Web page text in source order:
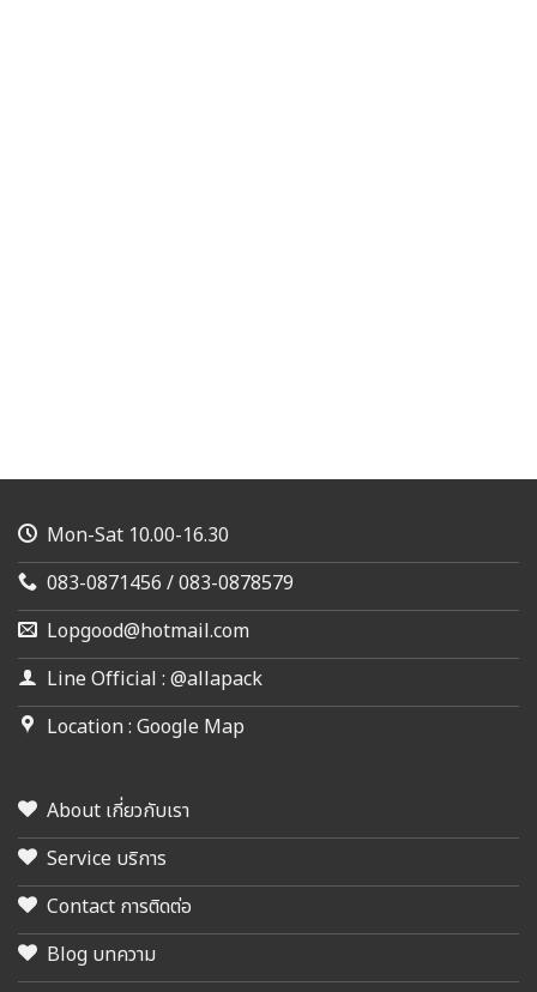
Mon-Sat 10.00-16.30
083-0871456 / 083-0878579
Lopgood@hotmail.com
Line Official : @allapack
Location : Google Map
About เกี่ยวกับเรา
Service บริการ
Contact การติดต่อ
Blog บทความ